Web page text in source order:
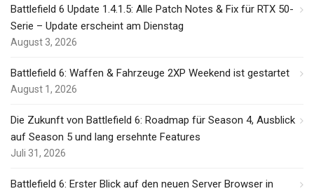
Battlefield 6 Update 1.4.1.5: Alle Patch Notes & Fix für RTX 50-
Serie – Update erscheint am Dienstag
August 3, 2026
Battlefield 6: Waffen & Fahrzeuge 2XP Weekend ist gestartet
August 1, 2026
Die Zukunft von Battlefield 6: Roadmap für Season 4, Ausblick
auf Season 5 und lang ersehnte Features
Juli 31, 2026
Battlefield 6: Erster Blick auf den neuen Server Browser in